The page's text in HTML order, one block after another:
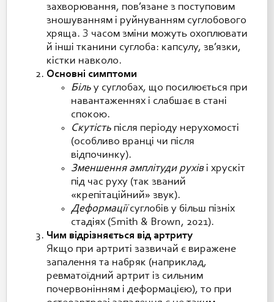
захворювання, пов’язане з поступовим
зношуванням і руйнуванням суглобового
хряща. З часом зміни можуть охоплювати
й інші тканини суглоба: капсулу, зв’язки,
кістки навколо.
Основні симптоми
Біль у суглобах, що посилюється при
навантаженнях і слабшає в стані
спокою.
Скутість після періоду нерухомості
(особливо вранці чи після
відпочинку).
Зменшення амплітуди рухіві хрускіт
під час руху (так званий
«крепітаційний» звук).
Деформаціїсуглобів у більш пізніх
стадіях (Smith & Brown, 2021).
Чим відрізняється від артриту
Якщо при артриті зазвичай є виражене
запалення та набряк (наприклад,
ревматоїдний артрит із сильним
почервонінням і деформацією), то при